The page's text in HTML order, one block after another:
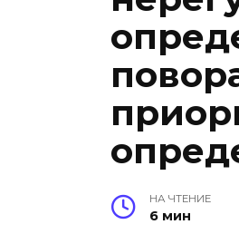
НА ЧТЕНИЕ
6 мин